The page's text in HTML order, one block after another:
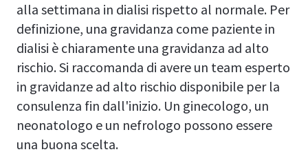
alla settimana in dialisi rispetto al normale. Per
definizione, una gravidanza come paziente in
dialisi è chiaramente una gravidanza ad alto
rischio. Si raccomanda di avere un team esperto
in gravidanze ad alto rischio disponibile per la
consulenza fin dall'inizio. Un ginecologo, un
neonatologo e un nefrologo possono essere
una buona scelta.